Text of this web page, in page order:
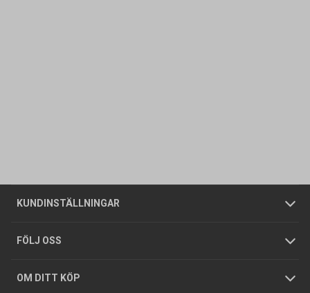
KUNDINSTÄLLNINGAR
Företagskund / Privatkund
FÖLJ OSS
OM DITT KÖP
Allmänna försäljningsvillkor
Integritetspolicy
GDPR
Butiker
Foldrar och kataloger
Köpguider
Om oss
Tjänster
Hållbarhet